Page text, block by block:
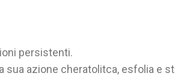
persistenti.
sua azione cheratolitca, esfolia e